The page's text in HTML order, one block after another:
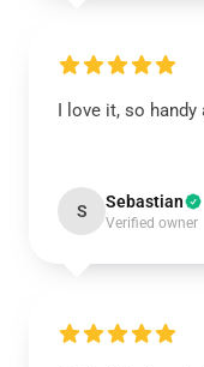
I love it, so handy
S Sebastian
Verified owner